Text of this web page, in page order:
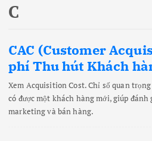
C
CAC (Customer
phí Thu hút Khách
Xem Acquisition Cost. Chỉ số quan
có được một khách hàng mới, giúp đánh
marketing và bán hàng.